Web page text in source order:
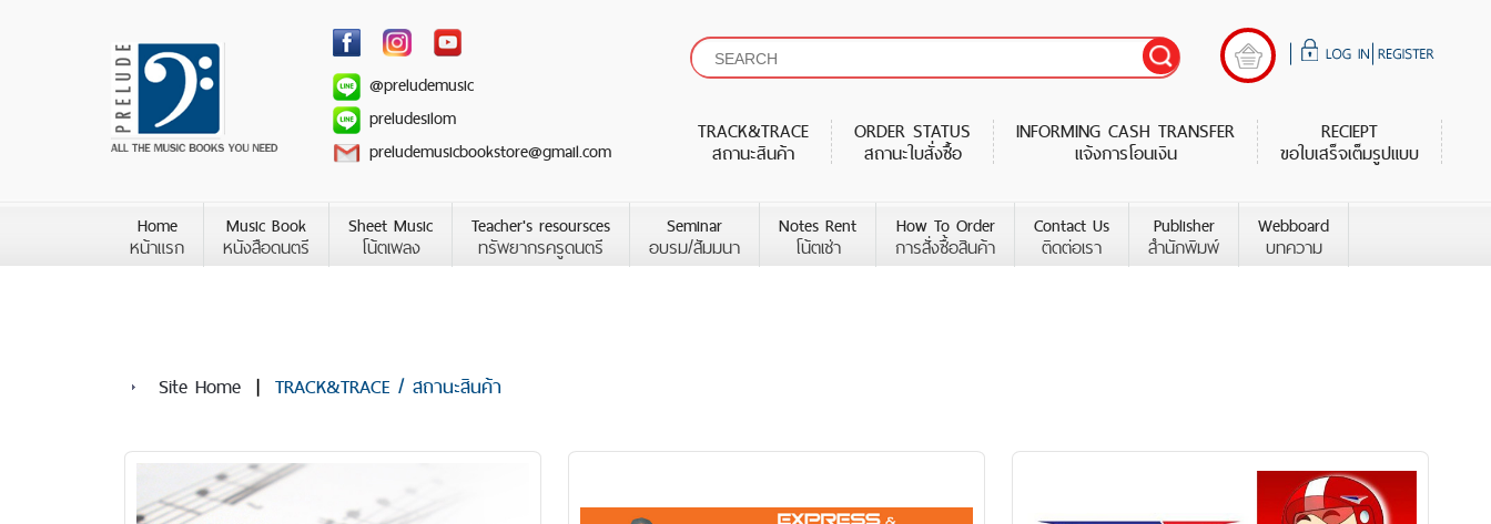
@preludemusic
preludesilom
preludemusicbookstore@gmail.com
TRACK&TRACE
สถานะสินค้า
ORDER STATUS
สถานะใบสั่งซื้อ
INFORMING CASH TRANSFER
แจ้งการโอนเงิน
RECIEPT
ขอใบเสร็จเต็มรูปแบบ
Home
หน้าแรก
Music Book
หนังสือดนตรี
Sheet Music
โน้ตเพลง
Teacher's resoursces
ทรัพยากรครูดนตรี
Seminar
อบรม/สัมมนา
Notes Rent
โน้ตเช่า
How To Order
การสั่งซื้อสินค้า
Contact Us
ติดต่อเรา
Publisher
สำนักพิมพ์
Webboard
บทความ
Site Home | TRACK&TRACE / สถานะสินค้า